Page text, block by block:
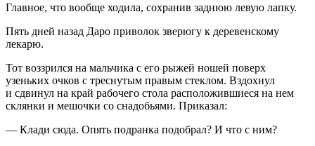
Главное, что вообще ходила, сохранив заднюю левую лапку.
Пять дней назад Даро приволок зверюгу к деревенскому
лекарю.
Тот воззрился на мальчика с его рыжей ношей поверх
узеньких очков с треснутым правым стеклом. Вздохнул
и сдвинул на край рабочего стола расположившиеся на нем
склянки и мешочки со снадобьями. Приказал:
— Клади сюда. Опять подранка подобрал? И что с ним?